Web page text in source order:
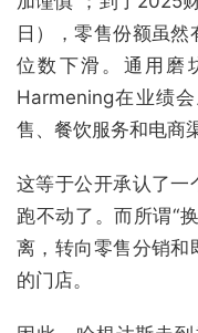
日），零售份额虽
位数下滑。通用磨
Harmening在业绩
售、餐饮服务和电商
这等于公开承认了一
跑不动了。而所谓“
离，转向零售分销和
的门店。